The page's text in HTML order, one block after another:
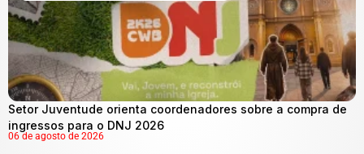
Setor Juventude orienta coordenadores sobre a compra de
ingressos para o DNJ 2026
06 de agosto de 2026